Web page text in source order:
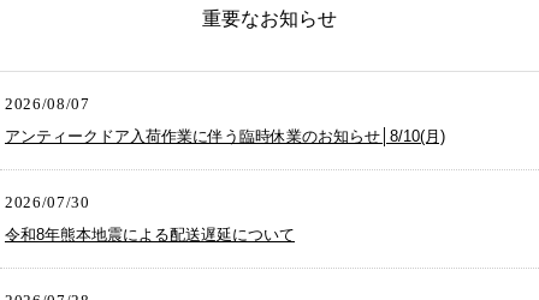
重要なお知らせ
2026/08/07
アンティークドア入荷作業に伴う臨時休業のお知らせ│8/10(月)
2026/07/30
令和8年熊本地震による配送遅延について